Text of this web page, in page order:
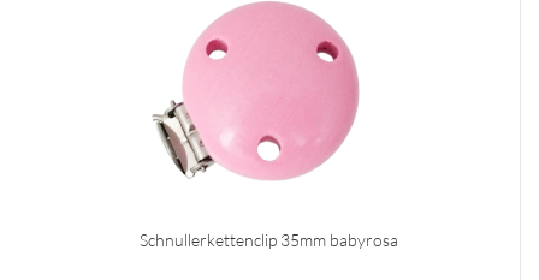
Schnullerkettenclip 35mm babyrosa